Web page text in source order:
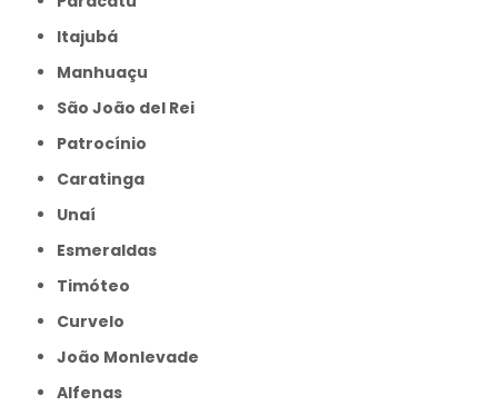
Itajubá
Manhuaçu
São João del Rei
Patrocínio
Caratinga
Unaí
Esmeraldas
Timóteo
Curvelo
João Monlevade
Alfenas